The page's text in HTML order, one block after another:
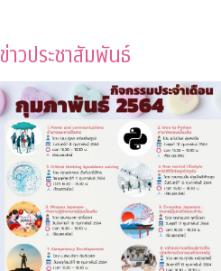
ข่าวประชาสัมพันธ์